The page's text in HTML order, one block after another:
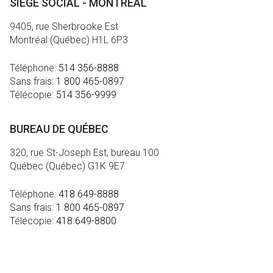
SIÈGE SOCIAL - MONTRÉAL
9405, rue Sherbrooke Est
Montréal (Québec) H1L 6P3
Téléphone: 514 356-8888
Sans frais: 1 800 465-0897
Télécopie: 514 356-9999
BUREAU DE QUÉBEC
320, rue St-Joseph Est, bureau 100
Québec (Québec) G1K 9E7
Téléphone: 418 649-8888
Sans frais: 1 800 465-0897
Télécopie: 418 649-8800